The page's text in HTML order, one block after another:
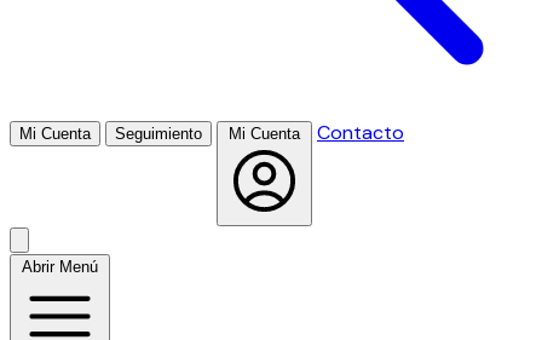
Mi Cuenta Seguimiento Mi Cuenta Contacto
Abrir Menú